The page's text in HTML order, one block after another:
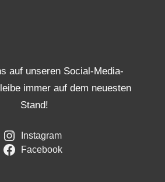
auf unseren Social-Media-
immer auf dem neuesten
Stand!
Instagram
Facebook